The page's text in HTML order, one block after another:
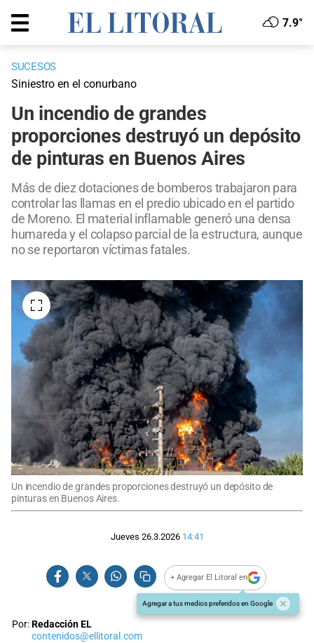
7.9°
SUCESOS
Siniestro en el conurbano
Un incendio de grandes
proporciones destruyó un depósito
de pinturas en Buenos Aires
Más de diez dotaciones de bomberos trabajaron para
controlar las llamas en el predio ubicado en el partido
de Moreno. El material inflamable generó una densa
humareda y el colapso parcial de la estructura, aunque
no se reportaron víctimas fatales.
Un incendio de grandes proporciones destruyó un depósito de
pinturas en Buenos Aires.
Jueves 26.3.2026 14:41
+ Agregar El Litoral en
Agregar a tus medios preferidos en Google
Por:Redacción EL
contenidos@ellitoral.com